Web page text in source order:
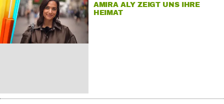
AMIRA ALY ZEIGT UNS IHRE
HEIMAT